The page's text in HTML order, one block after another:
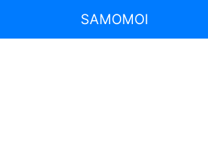
SAMOMOI